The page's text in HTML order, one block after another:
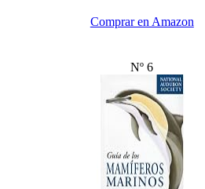
Comprar en Amazon
Nº 6